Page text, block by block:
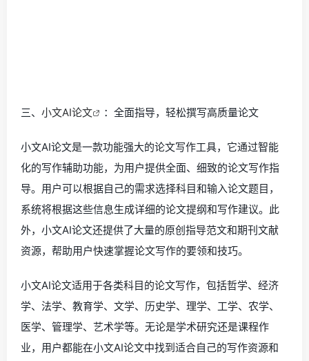
三、 小文AI论文 ：全面指导，轻松撰写高质量论文
小文AI论文是一款功能强大的论文写作工具，它通过智能
化的写作辅助功能，为用户提供全面、细致的论文写作指
导。用户可以根据自己的需求选择科目和输入论文题目，
系统将根据这些信息生成详细的论文提纲和写作建议。此
外，小文AI论文还提供了大量的原创指导范文和期刊文献
资源，帮助用户快速掌握论文写作的要领和技巧。
小文AI论文适用于各类科目的论文写作，包括哲学、经济
学、法学、教育学、文学、历史学、理学、工学、农学、
医学、管理学、艺术学等。无论是学术研究还是课程作
业，用户都能在小文AI论文中找到适合自己的写作资源和